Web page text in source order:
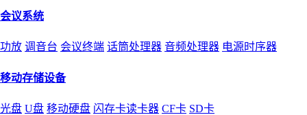
会议系统
功放 调音台 会议终端 话筒处理器 音频处理器 电源时序器
移动存储设备
光盘 U盘 移动硬盘 闪存卡读卡器 CF卡 SD卡